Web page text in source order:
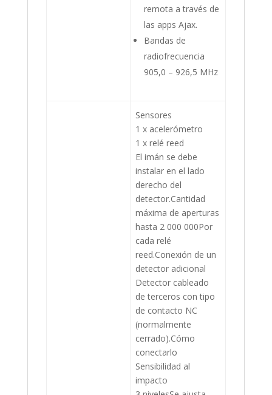
remota a través de
las apps Ajax.
Bandas de
radiofrecuencia
905,0 – 926,5 MHz
Sensores
1 x acelerómetro
1 x relé reed
El imán se debe
instalar en el lado
derecho del
detector.Cantidad
máxima de aperturas
hasta 2 000 000Por
cada relé
reed.Conexión de un
detector adicional
Detector cableado
de terceros con tipo
de contacto NC
(normalmente
cerrado).Cómo
conectarlo
Sensibilidad al
impacto